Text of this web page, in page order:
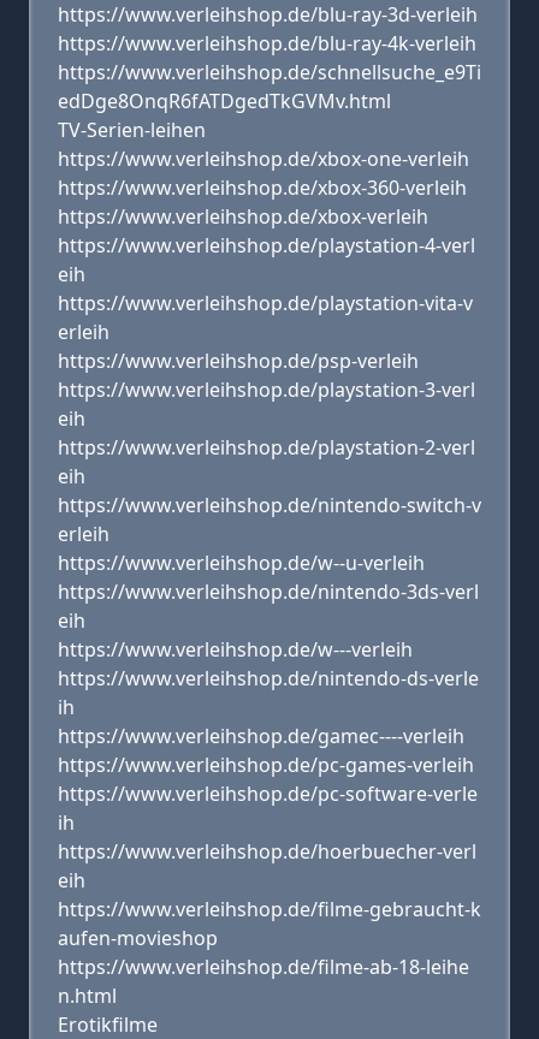
https://www.verleihshop.de/blu-ray-3d-verleih
https://www.verleihshop.de/blu-ray-4k-verleih
https://www.verleihshop.de/schnellsuche_e9Ti
edDge8OnqR6fATDgedTkGVMv.html
TV-Serien-leihen
https://www.verleihshop.de/xbox-one-verleih
https://www.verleihshop.de/xbox-360-verleih
https://www.verleihshop.de/xbox-verleih
https://www.verleihshop.de/playstation-4-verl
eih
https://www.verleihshop.de/playstation-vita-v
erleih
https://www.verleihshop.de/psp-verleih
https://www.verleihshop.de/playstation-3-verl
eih
https://www.verleihshop.de/playstation-2-verl
eih
https://www.verleihshop.de/nintendo-switch-v
erleih
https://www.verleihshop.de/w--u-verleih
https://www.verleihshop.de/nintendo-3ds-verl
eih
https://www.verleihshop.de/w---verleih
https://www.verleihshop.de/nintendo-ds-verle
ih
https://www.verleihshop.de/gamec----verleih
https://www.verleihshop.de/pc-games-verleih
https://www.verleihshop.de/pc-software-verle
ih
https://www.verleihshop.de/hoerbuecher-verl
eih
https://www.verleihshop.de/filme-gebraucht-k
aufen-movieshop
https://www.verleihshop.de/filme-ab-18-leihe
n.html
Erotikfilme